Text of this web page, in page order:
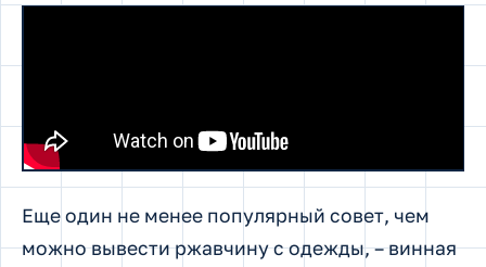
Еще один не менее популярный совет, чем
можно вывести ржавчину с одежды, – винная